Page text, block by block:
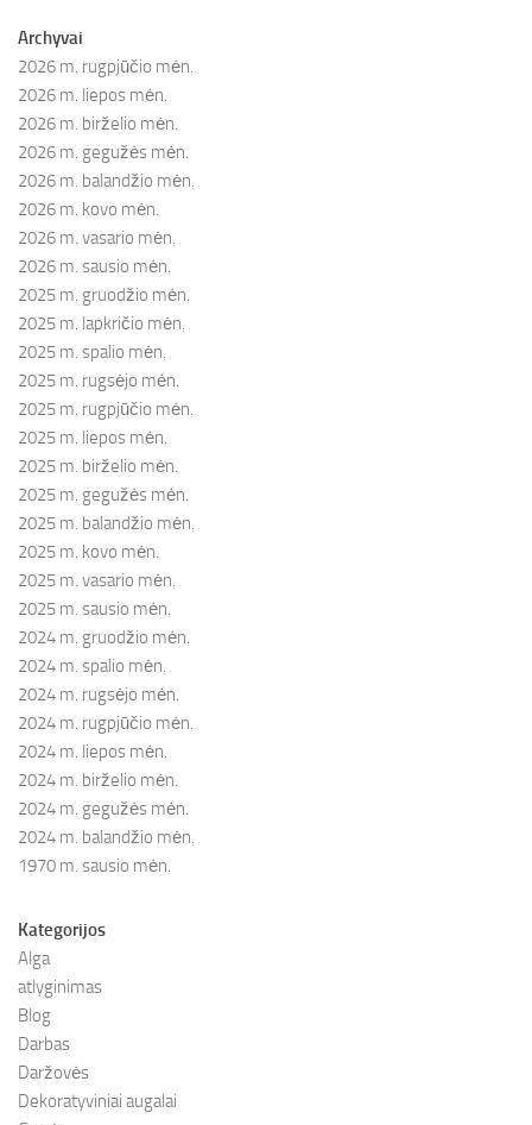
Archyvai
2026 m. rugpjūčio mėn.
2026 m. liepos mėn.
2026 m. birželio mėn.
2026 m. gegužės mėn.
2026 m. balandžio mėn.
2026 m. kovo mėn.
2026 m. vasario mėn.
2026 m. sausio mėn.
2025 m. gruodžio mėn.
2025 m. lapkričio mėn.
2025 m. spalio mėn.
2025 m. rugsėjo mėn.
2025 m. rugpjūčio mėn.
2025 m. liepos mėn.
2025 m. birželio mėn.
2025 m. gegužės mėn.
2025 m. balandžio mėn.
2025 m. kovo mėn.
2025 m. vasario mėn.
2025 m. sausio mėn.
2024 m. gruodžio mėn.
2024 m. spalio mėn.
2024 m. rugsėjo mėn.
2024 m. rugpjūčio mėn.
2024 m. liepos mėn.
2024 m. birželio mėn.
2024 m. gegužės mėn.
2024 m. balandžio mėn.
1970 m. sausio mėn.
Kategorijos
Alga
atlyginimas
Blog
Darbas
Daržovės
Dekoratyviniai augalai